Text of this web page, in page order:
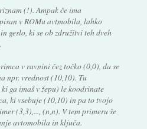
(!). Ampak če ima
v ROMu avtmobila, lahko
geslo, ki se ob združitvi teh dveh
v ravnini čez točko (0,0), da se
npr. vrednost (10,10). Tu
ga imaš v žepu) le koodrinate
ki vsebuje (10,10) in pa to tvojo
(3,3),..., (n,n). V tem primeru še
avtomobila in ključa.